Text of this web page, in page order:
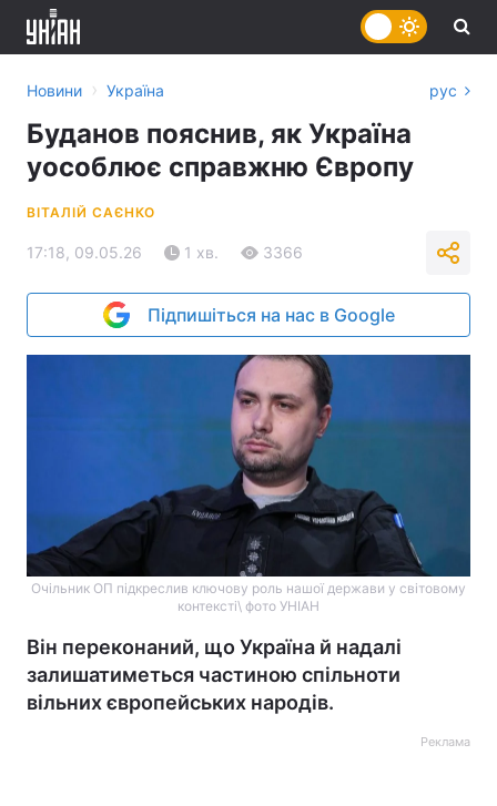
Новини › Україна рус
Буданов пояснив, як Україна
уособлює справжню Європу
ВІТАЛІЙ САЄНКО
17:18, 09.05.26 1 хв. 3366
Підпишіться на нас в Google
Очільник ОП підкреслив ключову роль нашої держави у світовому
контексті\ фото УНІАН
Він переконаний, що Україна й надалі
залишатиметься частиною спільноти
вільних європейських народів.
Реклама